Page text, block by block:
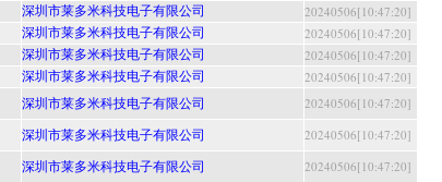
深圳市莱多米科技电子有限公司 20240506[10:47:20]
深圳市莱多米科技电子有限公司 20240506[10:47:20]
深圳市莱多米科技电子有限公司 20240506[10:47:20]
深圳市莱多米科技电子有限公司 20240506[10:47:20]
深圳市莱多米科技电子有限公司 20240506[10:47:20]
深圳市莱多米科技电子有限公司 20240506[10:47:20]
深圳市莱多米科技电子有限公司 20240506[10:47:20]